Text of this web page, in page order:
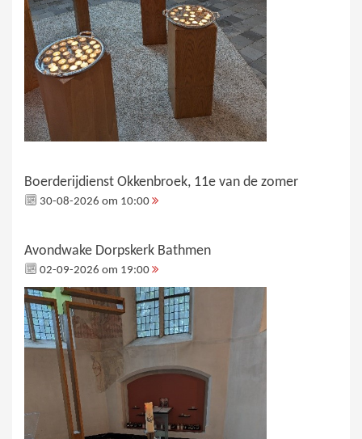
Boerderijdienst Okkenbroek, 11e van de zomer
30-08-2026 om 10:00
Avondwake Dorpskerk Bathmen
02-09-2026 om 19:00